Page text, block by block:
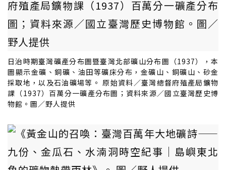
日治時期臺灣礦產分布圖暨臺灣北部礦山分布圖（1937），本
圖顯示金礦、銅礦、油田等礦床分布，金礦山、銅礦山、砂金
採取地，以及石油礦場等。 原始資料／臺灣總督府殖產局鑛物
課（1937）百萬分一礦產分布圖；資料來源／國立臺灣歷史博
物館。圖／野人提供